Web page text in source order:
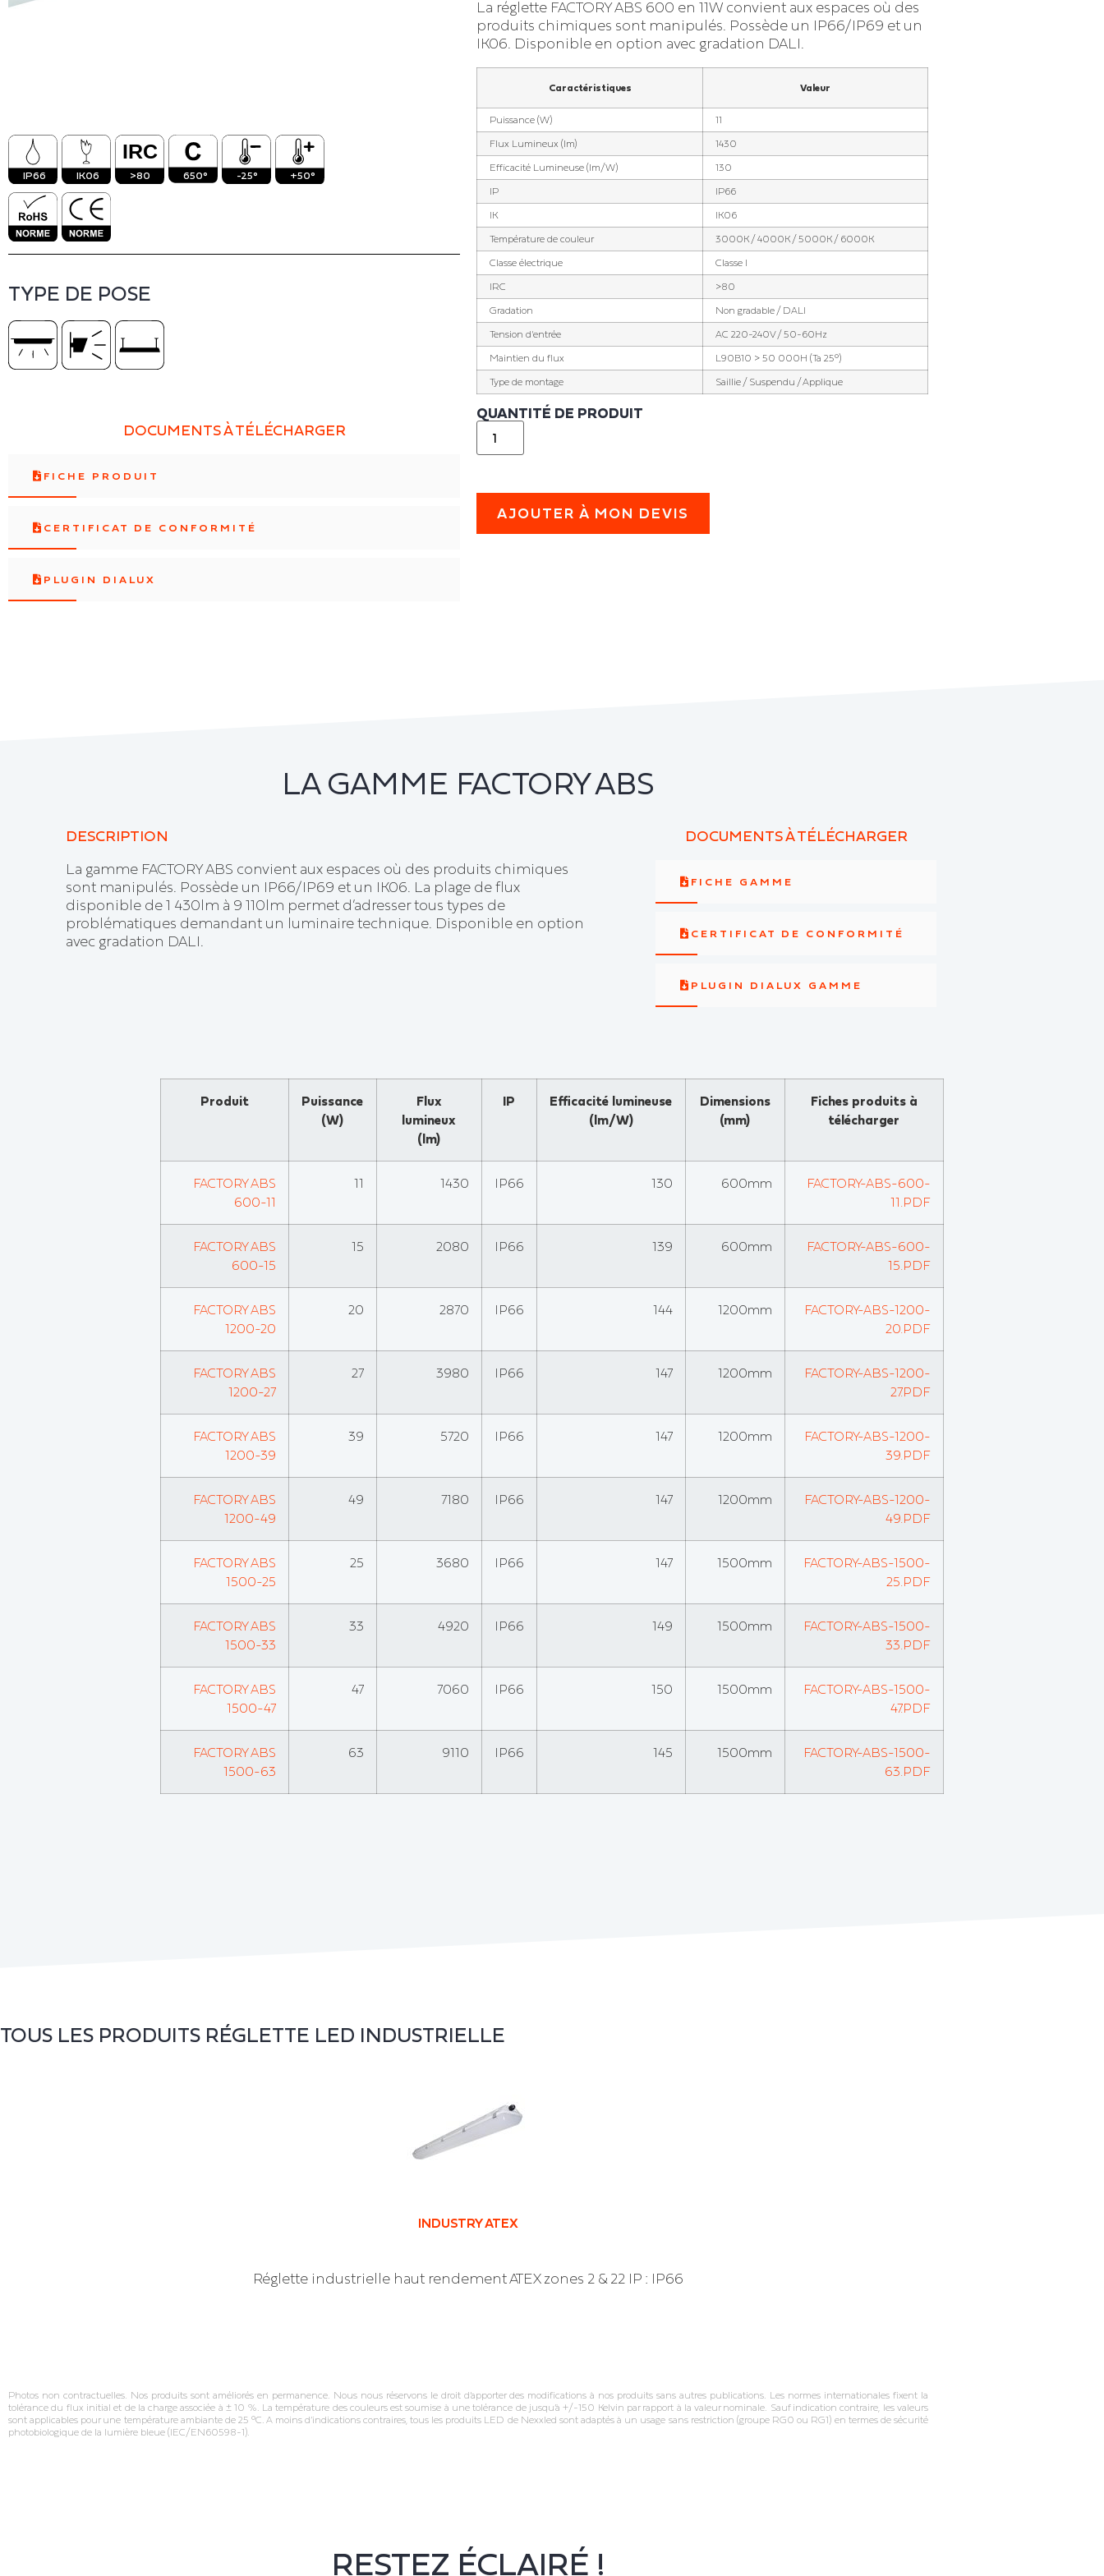
Éclairage piscine
Éclairage patinoire
Éclairage de boulodrome
et de terrain de pétanque
Éclairage de carrière
équestre
karting
Éclairage parking extérieur
IP66 IK06 >80 650° -25° +50°
TYPE DE POSE
DOCUMENTS À TÉLÉCHARGER
FICHE PRODUIT
CERTIFICAT DE CONFORMITÉ
PLUGIN DIALUX
La réglette FACTORY ABS 600 en 11W convient aux espaces où des
produits chimiques sont manipulés. Possède un IP66/IP69 et un
IK06. Disponible en option avec gradation DALI.
Caractéristiques Valeur
Puissance (W) 11
Flux Lumineux (lm) 1430
Efficacité Lumineuse (lm/W) 130
IP IP66
IK IK06
Température de couleur 3000K / 4000K / 5000K / 6000K
Classe électrique Classe I
IRC >80
Gradation Non gradable / DALI
Tension d'entrée AC 220-240V / 50-60Hz
Maintien du flux L90B10 > 50 000H (Ta 25°)
Type de montage Saillie / Suspendu / Applique
QUANTITÉ DE PRODUIT
AJOUTER À MON DEVIS
LA GAMME FACTORY ABS
DESCRIPTION
La gamme FACTORY ABS convient aux espaces où des produits chimiques
sont manipulés. Possède un IP66/IP69 et un IK06. La plage de flux
disponible de 1 430lm à 9 110lm permet d’adresser tous types de
problématiques demandant un luminaire technique. Disponible en option
avec gradation DALI.
DOCUMENTS À TÉLÉCHARGER
FICHE GAMME
CERTIFICAT DE CONFORMITÉ
PLUGIN DIALUX GAMME
Produit
Puissance
(W)
Flux
lumineux
(lm)
IP
Efficacité lumineuse
(lm/W)
Dimensions
(mm)
Fiches produits à
télécharger
FACTORY ABS
600-11
11 1430 IP66 130 600mm
FACTORY-ABS-600-
11.PDF
FACTORY ABS
600-15
15 2080 IP66 139 600mm
FACTORY-ABS-600-
15.PDF
FACTORY ABS
1200-20
20 2870 IP66 144 1200mm
FACTORY-ABS-1200-
20.PDF
FACTORY ABS
1200-27
27 3980 IP66 147 1200mm
FACTORY-ABS-1200-
27.PDF
FACTORY ABS
1200-39
39 5720 IP66 147 1200mm
FACTORY-ABS-1200-
39.PDF
FACTORY ABS
1200-49
49 7180 IP66 147 1200mm
FACTORY-ABS-1200-
49.PDF
FACTORY ABS
1500-25
25 3680 IP66 147 1500mm
FACTORY-ABS-1500-
25.PDF
FACTORY ABS
1500-33
33 4920 IP66 149 1500mm
FACTORY-ABS-1500-
33.PDF
FACTORY ABS
1500-47
47 7060 IP66 150 1500mm
FACTORY-ABS-1500-
47.PDF
FACTORY ABS
1500-63
63 9110 IP66 145 1500mm
FACTORY-ABS-1500-
63.PDF
TOUS LES PRODUITS RÉGLETTE LED INDUSTRIELLE
INDUSTRY ATEX
Réglette industrielle haut rendement ATEX zones 2 & 22 IP : IP66
Photos non contractuelles. Nos produits sont améliorés en permanence. Nous nous réservons le droit d’apporter des modifications à nos produits sans autres publications. Les normes internationales fixent la
tolérance du flux initial et de la charge associée à ± 10 %. La température des couleurs est soumise à une tolérance de jusqu’à +/‐150 Kelvin par rapport à la valeur nominale. Sauf indication contraire, les valeurs
sont applicables pour une température ambiante de 25 °C. A moins d’indications contraires, tous les produits LED de Nexxled sont adaptés à un usage sans restriction (groupe RG0 ou RG1) en termes de sécurité
photobiologique de la lumière bleue (IEC/EN60598‐1).
RESTEZ ÉCLAIRÉ !